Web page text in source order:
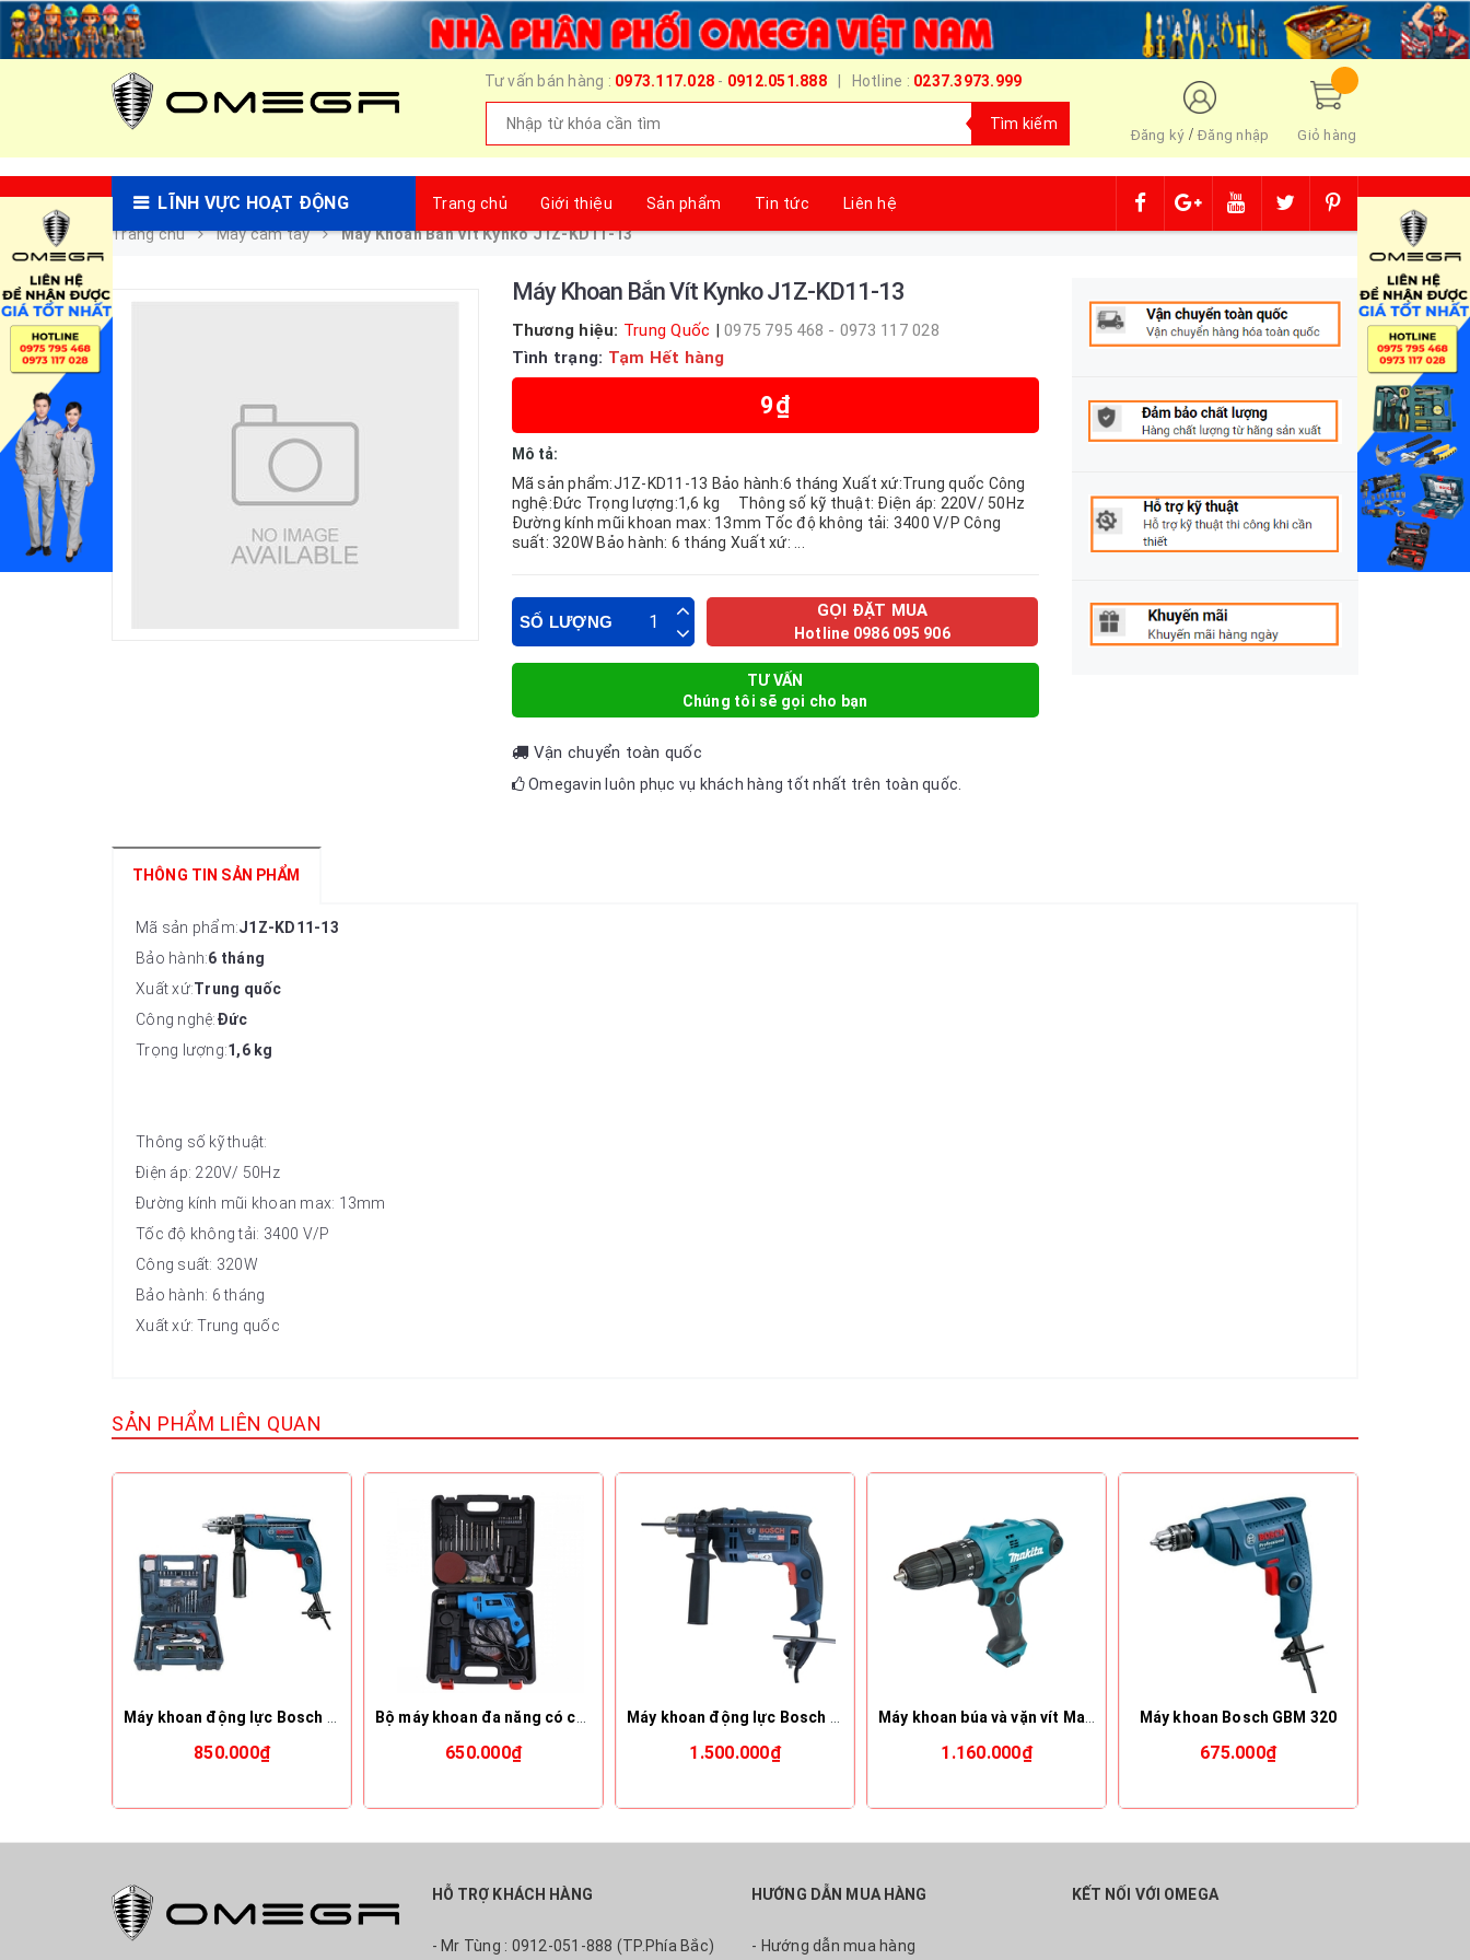
Tư vấn bán hàng : 0973.117.028 - 0912.051.888| Hotline : 0237.3973.999
Tìm kiếm
Đăng ký/Đăng nhập Giỏ hàng
LĨNH VỰC HOẠT ĐỘNG Trang chủ Giới thiệu Sản phẩm Tin tức
Liên hệ
Trang chủ
Máy cầm tay Máy Khoan Bắn Vít Kynko J1Z-KD11-13
Máy Khoan Bắn Vít Kynko J1Z-KD11-13
Thương hiệu: Trung Quốc |0975 795 468 - 0973 117 028
Tình trạng: Tạm Hết hàng
9₫
Mô tả:
Mã sản phẩm:J1Z-KD11-13 Bảo hành:6 tháng Xuất xứ:Trung quốc Công
nghệ:Đức Trọng lượng:1,6 kg Thông số kỹ thuật: Điện áp: 220V/ 50Hz
Đường kính mũi khoan max: 13mm Tốc độ không tải: 3400 V/P Công
suất: 320W Bảo hành: 6 tháng Xuất xứ: ...
SỐ LƯỢNG
GỌI ĐẶT MUA
Hotline 0986 095 906
TƯ VẤN
Chúng tôi sẽ gọi cho bạn
Vận chuyển toàn quốc
Omegavin luôn phục vụ khách hàng tốt nhất trên toàn quốc.
THÔNG TIN SẢN PHẨM
Mã sản phẩm:J1Z-KD11-13
Bảo hành:6 tháng
Xuất xứ:Trung quốc
Công nghệ:Đức
Trọng lượng:1,6 kg
Thông số kỹ thuật:
Điện áp: 220V/ 50Hz
Đường kính mũi khoan max: 13mm
Tốc độ không tải: 3400 V/P
Công suất: 320W
Bảo hành: 6 tháng
Xuất xứ: Trung quốc
SẢN PHẨM LIÊN QUAN
850.000₫ 650.000₫ 1.500.000₫ 1.160.000₫
Máy khoan Bosch GBM 320
675.000₫
HỖ TRỢ KHÁCH HÀNG
- Mr Tùng : 0912-051-888 (TP.Phía Bắc)
HƯỚNG DẪN MUA HÀNG
- Hướng dẫn mua hàng
KẾT NỐI VỚI OMEGA